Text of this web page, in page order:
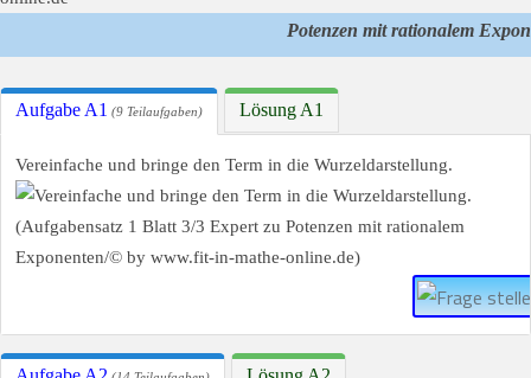
Potenzen mit rationalem
Aufgabe A1 (9 Teilaufgaben) Lösung A1
Vereinfache und bringe den Term in die Wurzeldarstellung.